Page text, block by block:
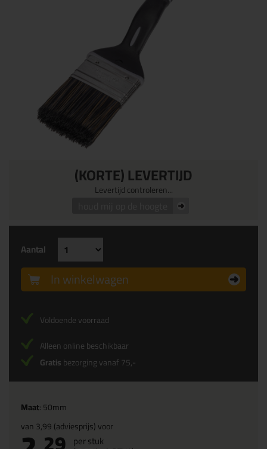
(KORTE) LEVERTIJD
Levertijd controleren...
Maat: 50mm
van3,99(adviesprijs) voor
per stuk
Aantal
In winkelwagen
Voldoende voorraad
Alleen online beschikbaar
Gratisbezorging vanaf 75,-